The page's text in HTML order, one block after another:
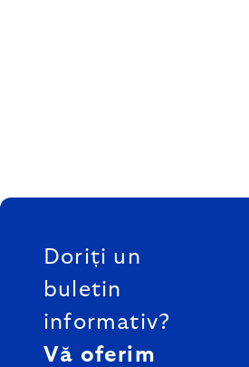
SUBSOL
Doriți un
buletin
informativ?
Vă oferim